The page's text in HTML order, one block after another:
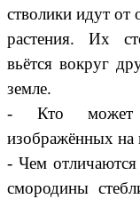
стволики идут
растения. Их
вьётся вокруг
земле.
- Кто может
изображённых на
- Чем отличаются
смородины